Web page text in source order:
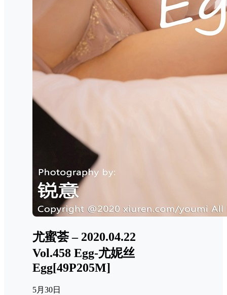
尤蜜荟 – 2020.04.22
Vol.458 Egg-尤妮丝
Egg[49P205M]
5月30日